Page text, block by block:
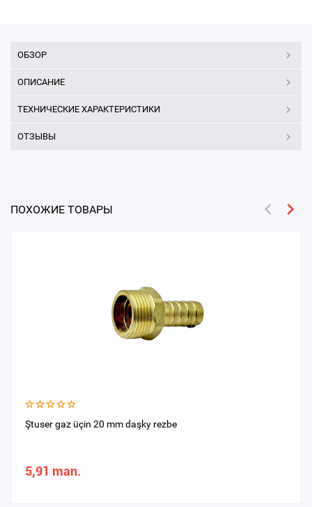
ОБЗОР
ОПИСАНИЕ
ТЕХНИЧЕСКИЕ ХАРАКТЕРИСТИКИ
ОТЗЫВЫ
ПОХОЖИЕ ТОВАРЫ
Ştuser gaz üçin 20 mm daşky rezbe
5,91 man.